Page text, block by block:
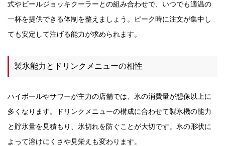
式やビールジョッキクーラーとの組み合わせで、いつでも適温の
一杯を提供できる体制を整えましょう。ピーク時に注文が集中し
ても安定して注げる能力が求められます。
製氷能力とドリンクメニューの相性
ハイボールやサワーが主力の店舗では、氷の消費量が想像以上に
多くなります。ドリンクメニューの構成に合わせて製氷機の能力
と貯氷量を見積もり、氷切れを防ぐことが大切です。氷の形状に
よって溶けにくさや見栄えも変わります。